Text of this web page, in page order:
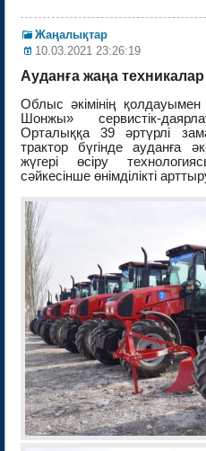
Жаңалықтар
10.03.2021 23:26:19
Ауданға жаңа техникалар
Облыс әкімінің
Шонжы» сервистік-
Орталыққа 39 әртүрлі
трактор бүгінде ауданға
жүгері өсіру
сәйкесінше өнімділікті